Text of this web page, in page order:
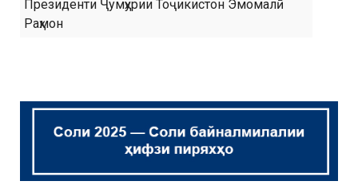
Президенти Ҷумҳурии Тоҷикистон Эмомалӣ
Раҳмон